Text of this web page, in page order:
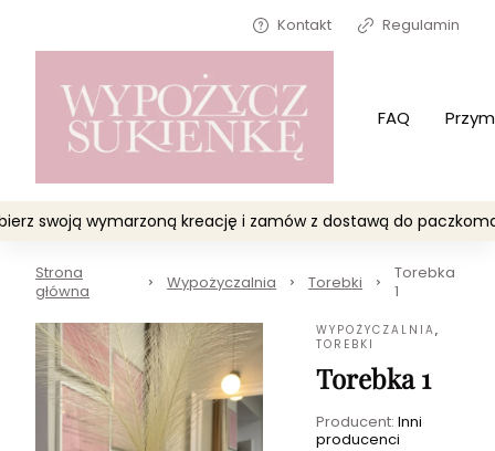
Kontakt Regulamin
FAQ
swoją wymarzoną kreację i zamów z dostawą do
Strona
główna
Wypożyczalnia Torebki
Torebka
1
WYPOŻYCZALNIA,
TOREBKI
Torebka 1
Producent:Inni
producenci